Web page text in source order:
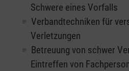
Schwere eines Vorfalls
Verbandtechniken für
Verletzungen
Betreuung von schwer
Eintreffen von